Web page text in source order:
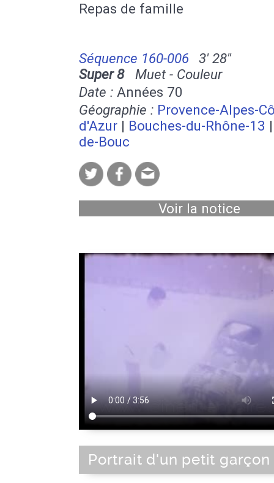
Repas de famille
Séquence 160-006
3' 28''
Super 8Muet - Couleur
Date : Années 70
Géographie : Provence-Alpes-
d'Azur | Bouches-du-Rhône-13
de-Bouc
Voir la notice
Portrait d'un petit garçon